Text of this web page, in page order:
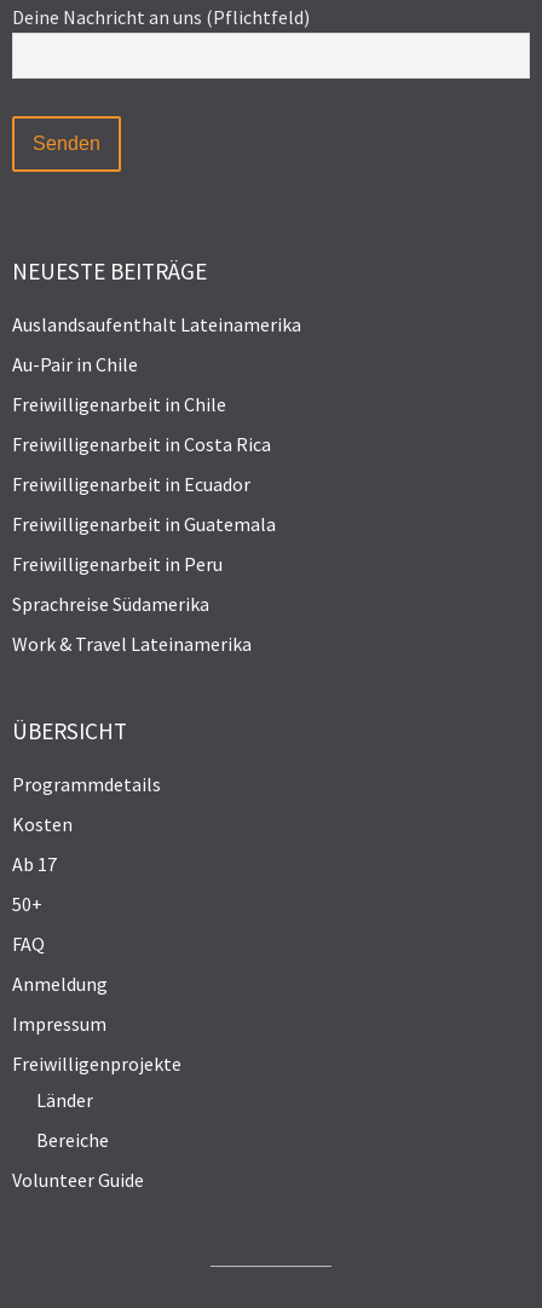
Deine Nachricht an uns (Pflichtfeld)
NEUESTE BEITRÄGE
Auslandsaufenthalt Lateinamerika
Au-Pair in Chile
Freiwilligenarbeit in Chile
Freiwilligenarbeit in Costa Rica
Freiwilligenarbeit in Ecuador
Freiwilligenarbeit in Guatemala
Freiwilligenarbeit in Peru
Sprachreise Südamerika
Work & Travel Lateinamerika
ÜBERSICHT
Programmdetails
Kosten
Ab 17
50+
FAQ
Anmeldung
Impressum
Freiwilligenprojekte
Länder
Bereiche
Volunteer Guide